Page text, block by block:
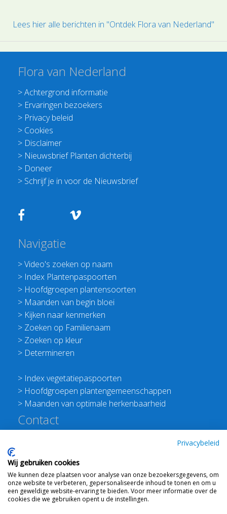
Lees hier alle berichten in "Ontdek Flora van Nederland"
Flora van Nederland
>Achtergrond informatie
> Ervaringen bezoekers
> Privacy beleid
> Cookies
> Disclaimer
> Nieuwsbrief Planten dichterbij
> Doneer
> Schrijf je in voor de Nieuwsbrief
Navigatie
>Video's zoeken op naam
> Index Plantenpaspoorten
> Hoofdgroepen plantensoorten
> Maanden van begin bloei
> Kijken naar kenmerken
> Zoeken op Familienaam
> Zoeken op kleur
> Determineren
> Index vegetatiepaspoorten
> Hoofdgroepen plantengemeenschappen
> Maanden van optimale herkenbaarheid
Contact
E:info@floravannederland.nl
Plein 1992 70F 6221JP Maastricht
T: 06 41237586
KVK: 76114821 btw: NL860512289B01
Privacybeleid
Wij gebruiken cookies
We kunnen deze plaatsen voor analyse van onze bezoekersgegevens, om
onze website te verbeteren, gepersonaliseerde inhoud te tonen en om u
een geweldige website-ervaring te bieden. Voor meer informatie over de
cookies die we gebruiken opent u de instellingen.